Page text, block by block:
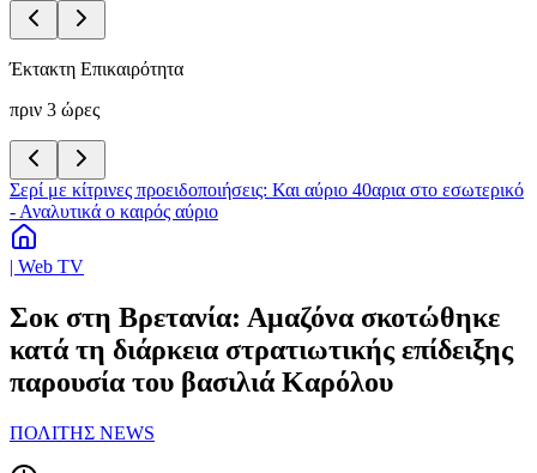
Έκτακτη Επικαιρότητα
πριν 3 ώρες
Σερί με κίτρινες προειδοποιήσεις: Και αύριο 40αρια στο εσωτερικό
- Αναλυτικά ο καιρός αύριο
| Web TV
Σοκ στη Βρετανία: Αμαζόνα σκοτώθηκε
κατά τη διάρκεια στρατιωτικής επίδειξης
παρουσία του βασιλιά Καρόλου
ΠΟΛΙΤΗΣ NEWS